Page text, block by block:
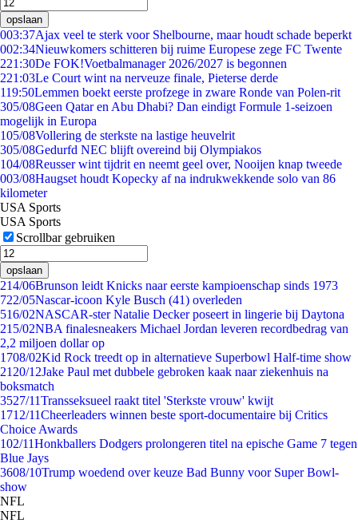
opslaan
003:37Ajax veel te sterk voor Shelbourne, maar houdt schade beperkt
002:34Nieuwkomers schitteren bij ruime Europese zege FC Twente
221:30De FOK!Voetbalmanager 2026/2027 is begonnen
221:03Le Court wint na nerveuze finale, Pieterse derde
119:50Lemmen boekt eerste profzege in zware Ronde van Polen-rit
305/08Geen Qatar en Abu Dhabi? Dan eindigt Formule 1-seizoen
mogelijk in Europa
105/08Vollering de sterkste na lastige heuvelrit
305/08Gedurfd NEC blijft overeind bij Olympiakos
104/08Reusser wint tijdrit en neemt geel over, Nooijen knap tweede
003/08Haugset houdt Kopecky af na indrukwekkende solo van 86
kilometer
USA Sports
USA Sports
Scrollbar gebruiken
opslaan
214/06Brunson leidt Knicks naar eerste kampioenschap sinds 1973
722/05Nascar-icoon Kyle Busch (41) overleden
516/02NASCAR-ster Natalie Decker poseert in lingerie bij Daytona
215/02NBA finalesneakers Michael Jordan leveren recordbedrag van
2,2 miljoen dollar op
1708/02Kid Rock treedt op in alternatieve Superbowl Half-time show
21 20/12Jake Paul met dubbele gebroken kaak naar ziekenhuis na
boksmatch
3527/11Transseksueel raakt titel 'Sterkste vrouw' kwijt
1712/11Cheerleaders winnen beste sport-documentaire bij Critics
Choice Awards
102/11Honkballers Dodgers prolongeren titel na epische Game 7 tegen
Blue Jays
3608/10Trump woedend over keuze Bad Bunny voor Super Bowl-
show
NFL
NFL